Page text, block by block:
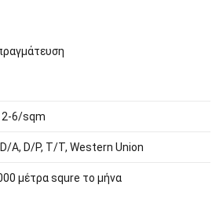
2-6/sqm
A, D/P, T/T, Western Union
μέτρα squre το μήνα